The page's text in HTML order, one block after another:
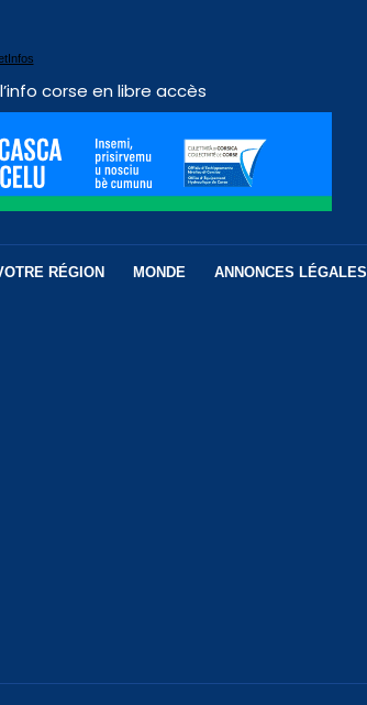
corse en libre accès
RÉGION MONDE ANNONCES LÉGALES